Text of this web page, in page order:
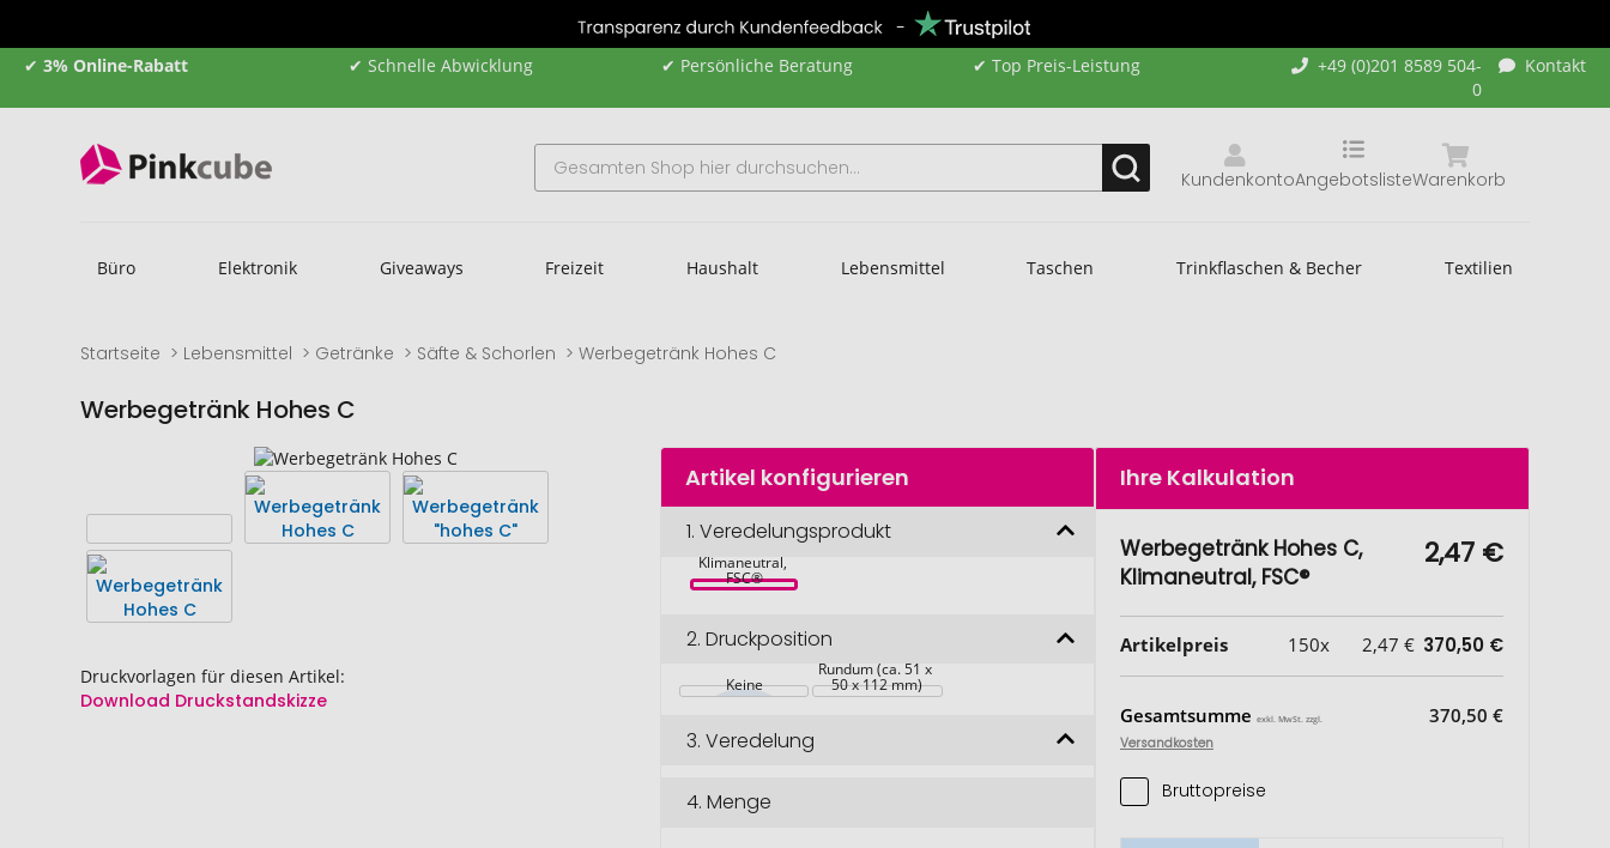
✔ 3% Online-Rabatt ✔ Schnelle Abwicklung ✔ Persönliche Beratung ✔ Top Preis-Leistung
+49 (0)201 8589 504-
0
Kontakt
Kundenkonto Warenkorb
Angebotsliste
Büro Elektronik Giveaways Freizeit Haushalt Lebensmittel Taschen Trinkflaschen & Becher Textilien
Startseite Lebensmittel Getränke Säfte & Schorlen Werbegetränk Hohes C
Werbegetränk Hohes C
springen
Druckvorlagen für diesen Artikel:
Download Druckstandskizze
springen
Artikel konfigurieren
1.Veredelungsprodukt
Werbegetränk
Klimaneutral,
FSC®
2.Druckposition
Keine
Rundum (ca. 51 x
50 x 112 mm)
3.Veredelung
4.Menge
Ihre Kalkulation
Werbegetränk Hohes C,
Klimaneutral, FSC®
2,47 €
Artikelpreis 150x 2,47 € 370,50 €
Gesamtsumme exkl. MwSt. zzgl.
Versandkosten
370,50 €
Bruttopreise